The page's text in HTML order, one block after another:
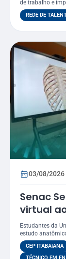
de trabalho e
REDE DE
03/08/2026
Senac
virtual
curso
Estudantes da
estudo
CEP ITABAIANA